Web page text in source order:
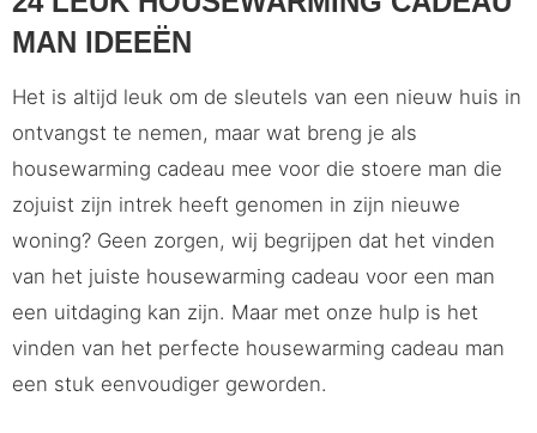
MAN IDEEËN
Het is altijd leuk om de sleutels van een nieuw huis in
ontvangst te nemen, maar wat breng je als
housewarming cadeau mee voor die stoere man die
zojuist zijn intrek heeft genomen in zijn nieuwe
woning? Geen zorgen, wij begrijpen dat het vinden
van het juiste housewarming cadeau voor een man
een uitdaging kan zijn. Maar met onze hulp is het
vinden van het perfecte housewarming cadeau man
een stuk eenvoudiger geworden.